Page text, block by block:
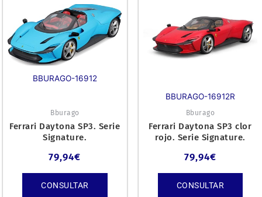
BBURAGO-16912
Bburago
Ferrari Daytona SP3. Serie
Signature.
79,94€
CONSULTAR
BBURAGO-16912R
Bburago
Ferrari Daytona SP3 clor
rojo. Serie Signature.
79,94€
CONSULTAR